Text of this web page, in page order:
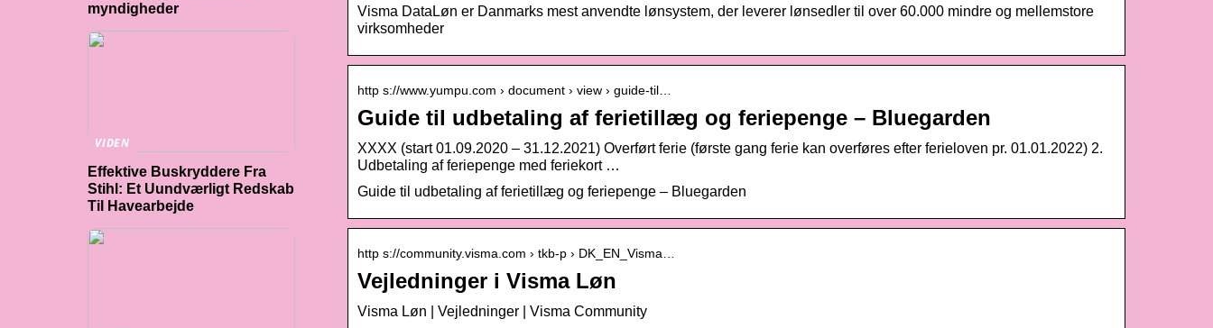
Visma DataLøn er Danmarks mest anvendte lønsystem, der leverer lønsedler til over 60.000 mindre og mellemstore
virksomheder
http s://www.yumpu.com › document › view › guide-til…
Guide til udbetaling af ferietillæg og feriepenge – Bluegarden
XXXX (start 01.09.2020 – 31.12.2021) Overført ferie (første gang ferie kan overføres efter ferieloven pr. 01.01.2022) 2.
Udbetaling af feriepenge med feriekort …
Guide til udbetaling af ferietillæg og feriepenge – Bluegarden
http s://community.visma.com › tkb-p › DK_EN_Visma…
Vejledninger i Visma Løn
Visma Løn | Vejledninger | Visma Community
myndigheder
VIDEN
Effektive Buskryddere Fra
Stihl: Et Uundværligt Redskab
Til Havearbejde